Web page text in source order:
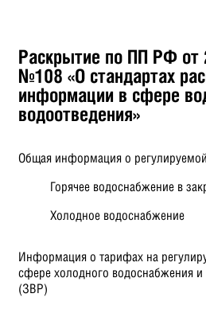
Раскрытие по ПП РФ от
№108 «О стандартах
информации в сфере
водоотведения»
Общая информация о
Горячее водоснабжение в
Холодное водоснабжение
Информация о тарифах на
сфере холодного водоснабжения и
(ЗВР)